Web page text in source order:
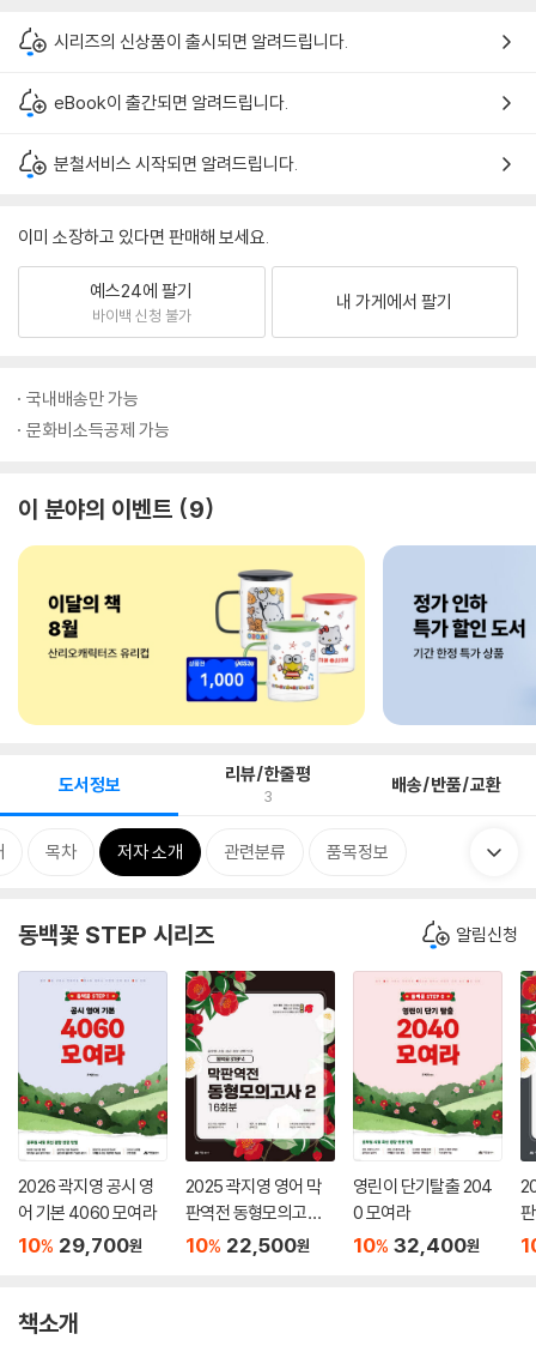
시리즈의 신상품이 출시되면 알려드립니다.
eBook이 출간되면 알려드립니다.
분철서비스 시작되면 알려드립니다.
이미 소장하고 있다면 판매해 보세요.
예스24에 팔기
바이백 신청 불가
내 가게에서 팔기
국내배송만 가능
문화비소득공제 가능
이 분야의 이벤트 9
도서정보 리뷰/한줄평
3 배송/반품/교환
목차 저자 소개 관련분류 품목정보
동백꽃 STEP 시리즈 알림신청
2026 곽지영 공시 영
어 기본 4060 모여라
10% 29,700원
2025 곽지영 영어 막
판역전 동형모의고사 2
16회분
10% 22,500원
영린이 단기탈출 204
0 모여라
10% 32,400원
책소개